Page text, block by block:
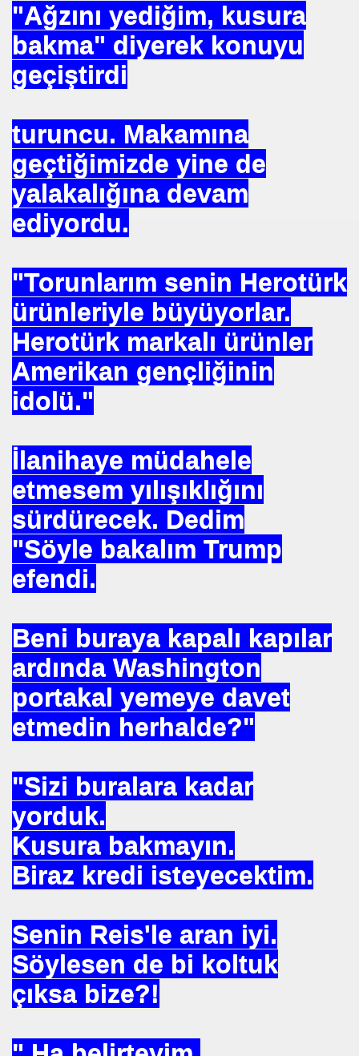
"Ağzını yediğim, kusura
bakma" diyerek konuyu
geçiştirdi
turuncu. Makamına
geçtiğimizde yine de
yalakalığına devam
ediyordu.
"Torunlarım senin Herotürk
ürünleriyle büyüyorlar.
Herotürk markalı ürünler
Amerikan gençliğinin
idolü."
İlanihaye müdahele
etmesem yılışıklığını
sürdürecek. Dedim
"Söyle bakalım Trump
efendi.
Beni buraya kapalı kapılar
ardında Washington
portakal yemeye davet
etmedin herhalde?"
"Sizi buralara kadar
yorduk.
Kusura bakmayın.
Biraz kredi isteyecektim.
Senin Reis'le aran iyi.
Söylesen de bi koltuk
çıksa bize?!
SIRA REÇEPTE
İŞE BAŞLAMAK
KÖTÜLÜKDE. YOKTUR
ENDÜLÜS. SELAHADDIN EYYUBİ. ISTANBULUN
ITIRAFLARI.
ŞAMA
ARARKEN. MÜSLÜMAN OLDU
BATMANGHELID
VARMI AV MEHMET. OKUTAN .
DEMİRCAN
ÇEKEMEZ
SIRATI MÜSTAKIM. DOĞRU YOL .
AZIM ÇALIŞMA
SINEMAYI. ALLAH YOLUNDA KULLANDI
ATILIYOR
(2018)